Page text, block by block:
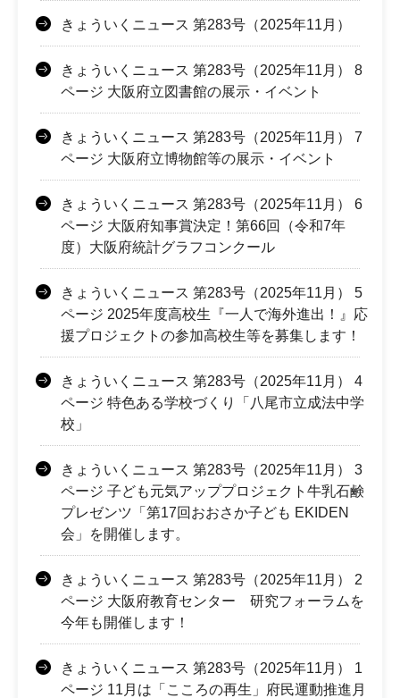
きょういくニュース 第283号（2025年11月）
きょういくニュース 第283号（2025年11月） 8
ページ 大阪府立図書館の展示・イベント
きょういくニュース 第283号（2025年11月） 7
ページ 大阪府立博物館等の展示・イベント
きょういくニュース 第283号（2025年11月） 6
ページ 大阪府知事賞決定！第66回（令和7年
度）大阪府統計グラフコンクール
きょういくニュース 第283号（2025年11月） 5
ページ 2025年度高校生『一人で海外進出！』応
援プロジェクトの参加高校生等を募集します！
きょういくニュース 第283号（2025年11月） 4
ページ 特色ある学校づくり「八尾市立成法中学
校」
きょういくニュース 第283号（2025年11月） 3
ページ 子ども元気アッププロジェクト牛乳石鹸
プレゼンツ「第17回おおさか子ども EKIDEN
会」を開催します。
きょういくニュース 第283号（2025年11月） 2
ページ 大阪府教育センター 研究フォーラムを
今年も開催します！
きょういくニュース 第283号（2025年11月） 1
ページ 11月は「こころの再生」府民運動推進月